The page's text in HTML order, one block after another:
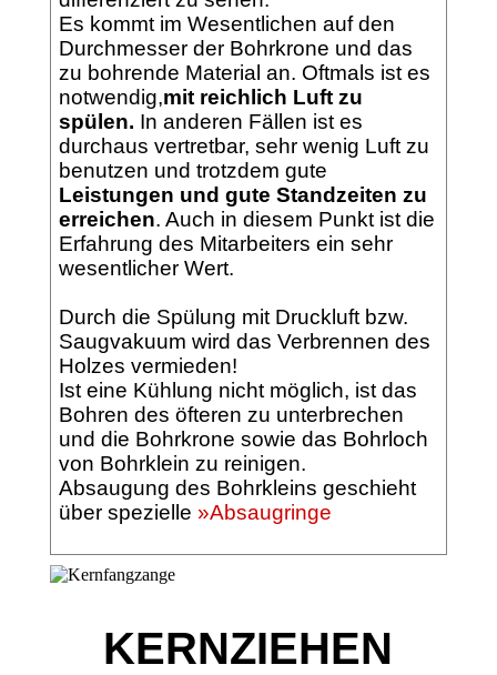
Es kommt im Wesentlichen auf den
Durchmesser der Bohrkrone und das
zu bohrende Material an. Oftmals ist es
notwendig,mit reichlich Luft zu
spülen. In anderen Fällen ist es
durchaus vertretbar, sehr wenig Luft zu
benutzen und trotzdem gute
Leistungen und gute Standzeiten zu
erreichen. Auch in diesem Punkt ist die
Erfahrung des Mitarbeiters ein sehr
wesentlicher Wert.
Durch die Spülung mit Druckluft bzw.
Saugvakuum wird das Verbrennen des
Holzes vermieden!
Ist eine Kühlung nicht möglich, ist das
Bohren des öfteren zu unterbrechen
und die Bohrkrone sowie das Bohrloch
von Bohrklein zu reinigen.
Absaugung des Bohrkleins geschieht
über spezielle »Absaugringe
KERNZIEHEN